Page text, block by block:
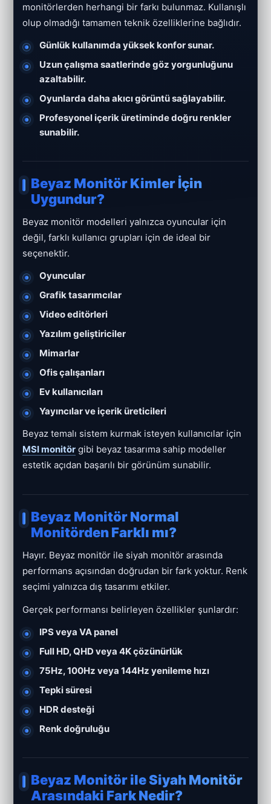
monitörlerden herhangi bir farkı bulunmaz. Kullanışlı
olup olmadığı tamamen teknik özelliklerine bağlıdır.
Günlük kullanımda yüksek konfor sunar.
Uzun çalışma saatlerinde göz yorgunluğunu
azaltabilir.
Oyunlarda daha akıcı görüntü sağlayabilir.
Profesyonel içerik üretiminde doğru renkler
sunabilir.
Beyaz Monitör Kimler İçin
Uygundur?
Beyaz monitör modelleri yalnızca oyuncular için
değil, farklı kullanıcı grupları için de ideal bir
seçenektir.
Oyuncular
Grafik tasarımcılar
Video editörleri
Yazılım geliştiriciler
Mimarlar
Ofis çalışanları
Ev kullanıcıları
Yayıncılar ve içerik üreticileri
Beyaz temalı sistem kurmak isteyen kullanıcılar için
MSI monitör gibi beyaz tasarıma sahip modeller
estetik açıdan başarılı bir görünüm sunabilir.
Beyaz Monitör Normal
Monitörden Farklı mı?
Hayır. Beyaz monitör ile siyah monitör arasında
performans açısından doğrudan bir fark yoktur. Renk
seçimi yalnızca dış tasarımı etkiler.
Gerçek performansı belirleyen özellikler şunlardır:
IPS veya VA panel
Full HD, QHD veya 4K çözünürlük
75Hz, 100Hz veya 144Hz yenileme hızı
Tepki süresi
HDR desteği
Renk doğruluğu
Beyaz Monitör ile Siyah Monitör
Arasındaki Fark Nedir?